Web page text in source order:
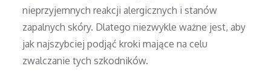
nieprzyjemnych reakcji alergicznych i stanów
zapalnych skóry. Dlatego niezwykle ważne jest, aby
jak najszybciej podjąć kroki mające na celu
zwalczanie tych szkodników.